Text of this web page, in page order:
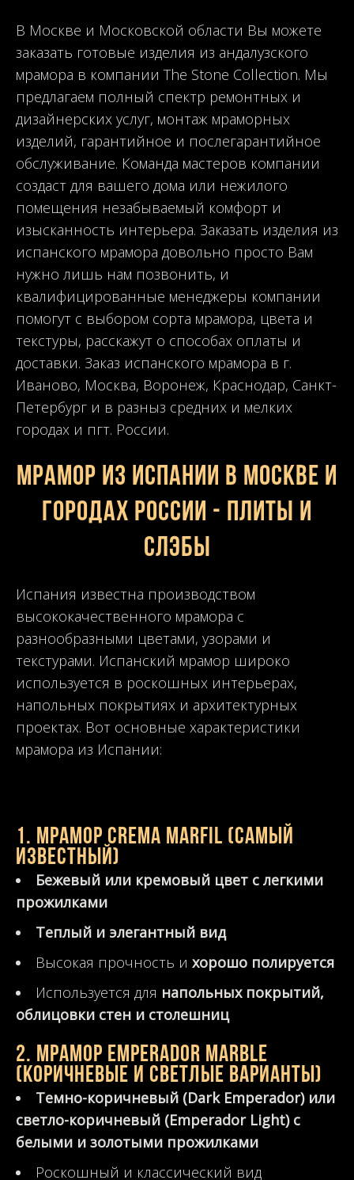
В Москве и Московской области Вы можете
заказать готовые изделия из андалузского
мрамора в компании The Stone Collection. Мы
предлагаем полный спектр ремонтных и
дизайнерских услуг, монтаж мраморных
изделий, гарантийное и послегарантийное
обслуживание. Команда мастеров компании
создаст для вашего дома или нежилого
помещения незабываемый комфорт и
изысканность интерьера. Заказать изделия из
испанского мрамора довольно просто Вам
нужно лишь нам позвонить, и
квалифицированные менеджеры компании
помогут с выбором сорта мрамора, цвета и
текстуры, расскажут о способах оплаты и
доставки. Заказ испанского мрамора в г.
Иваново, Москва, Воронеж, Краснодар, Санкт-
Петербург и в разныз средних и мелких
городах и пгт. России.
Мрамор из Испании в Москве и
городах России - плиты и
слэбы
Испания известна производством
высококачественного мрамора с
разнообразными цветами, узорами и
текстурами. Испанский мрамор широко
используется в роскошных интерьерах,
напольных покрытиях и архитектурных
проектах. Вот основные характеристики
мрамора из Испании:
1. Мрамор Crema Marfil (самый
известный)
Бежевый или кремовый цвет с легкими
прожилками
Теплый и элегантный вид
Высокая прочность и хорошо полируется
Используется для напольных покрытий,
облицовки стен и столешниц
2. Мрамор Emperador Marble
(коричневые и светлые варианты)
Темно-коричневый (Dark Emperador) или
светло-коричневый (Emperador Light) с
белыми и золотыми прожилками
Роскошный и классический вид